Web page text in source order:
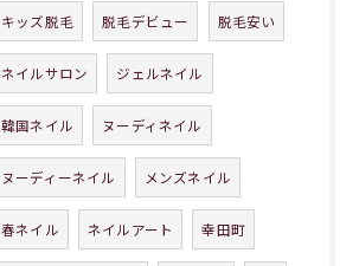
キッズ脱毛 脱毛デビュー 脱毛安い
ネイルサロン ジェルネイル
韓国ネイル ヌーディネイル
ヌーディーネイル メンズネイル
春ネイル ネイルアート 幸田町